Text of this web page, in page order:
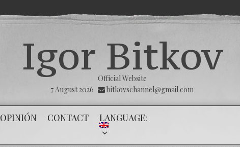
Igor Bitkov
Official Website
7 August 2026
bitkovschannel@gmail.com
OPINIÓN CONTACT LANGUAGE: